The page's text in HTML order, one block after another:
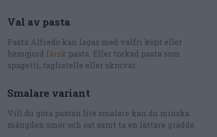
Val av pasta
Pasta Alfredo kan lagas med valfri köpt eller
hemgjord färsk pasta. Eller torkad pasta som
spagetti, tagliatelle eller skruvar.
Smalare variant
Vill du göra pastan lite smalare kan du minska
mängden smör och ost samt ta en lättare grädde.